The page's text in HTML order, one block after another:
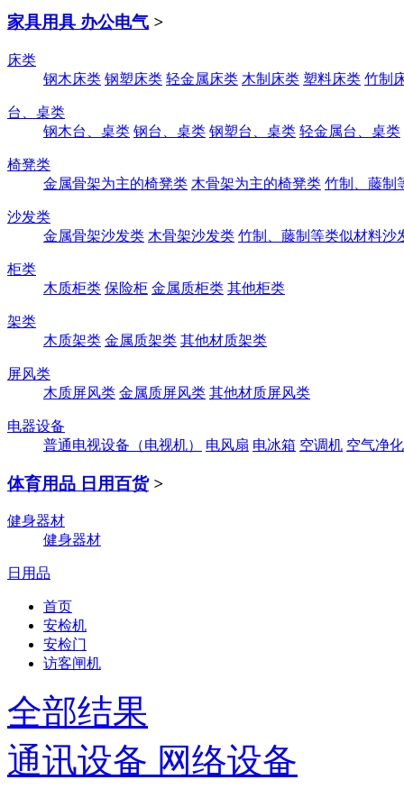
家具用具 办公电气 >
床类
钢木床类 钢塑床类 轻金属床类 木制床类 塑料床类 竹制
台、桌类
钢木台、桌类 钢台、桌类 钢塑台、桌类 轻金属台、桌类
椅凳类
金属骨架为主的椅凳类 木骨架为主的椅凳类 竹制、藤制
沙发类
金属骨架沙发类 木骨架沙发类 竹制、藤制等类似材料沙
柜类
木质柜类 保险柜 金属质柜类 其他柜类
架类
木质架类 金属质架类 其他材质架类
屏风类
木质屏风类 金属质屏风类 其他材质屏风类
电器设备
普通电视设备（电视机）
电风扇 电冰箱 空调机 空气净
体育用品 日用百货 >
健身器材
健身器材
日用品
首页
安检机
安检门
访客闸机
全部结果
通讯设备 网络设备